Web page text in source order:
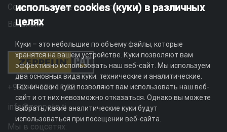
Социальная ответственность
Вакансии
+992 44 625 11 22
info@zeppelin.tj
Мы в соцсетях:
использует cookies (куки) в различных
целях
Куки – это небольшие по объему файлы, которые
хранятся на вашем устройстве. Куки позволяют вам
эффективно использовать наш веб-сайт. Мы используем
два основных вида куки: технические и аналитические.
Технические куки позволяют вам использовать наш веб-
сайт и от них невозможно отказаться. Однако вы можете
выбрать, какие аналитические куки будут
использоваться при посещении веб-сайта.